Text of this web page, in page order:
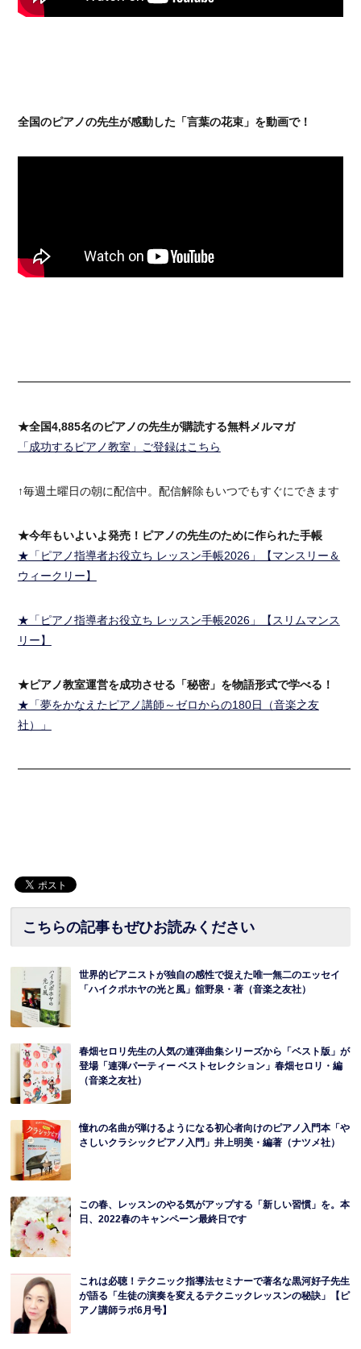
全国のピアノの先生が感動した「言葉の花束」を動画で！
★全国4,885名のピアノの先生が購読する無料メルマガ
「成功するピアノ教室」ご登録はこちら
↑毎週土曜日の朝に配信中。配信解除もいつでもすぐにできます
★今年もいよいよ発売！ピアノの先生のために作られた手帳
★「ピアノ指導者お役立ち レッスン手帳2026」【マンスリー＆
ウィークリー】
★「ピアノ指導者お役立ち レッスン手帳2026」【スリムマンス
リー】
★ピアノ教室運営を成功させる「秘密」を物語形式で学べる！
★「夢をかなえたピアノ講師～ゼロからの180日（音楽之友
社）」
こちらの記事もぜひお読みください
世界的ピアニストが独自の感性で捉えた唯一無二のエッセイ
「ハイクポホヤの光と風」舘野泉・著（音楽之友社）
春畑セロリ先生の人気の連弾曲集シリーズから「ベスト版」が
登場「連弾パーティー ベストセレクション」春畑セロリ・編
（音楽之友社）
憧れの名曲が弾けるようになる初心者向けのピアノ入門本「や
さしいクラシックピアノ入門」井上明美・編著（ナツメ社）
この春、レッスンのやる気がアップする「新しい習慣」を。本
日、2022春のキャンペーン最終日です
これは必聴！テクニック指導法セミナーで著名な黒河好子先生
が語る「生徒の演奏を変えるテクニックレッスンの秘訣」【ピ
アノ講師ラボ6月号】